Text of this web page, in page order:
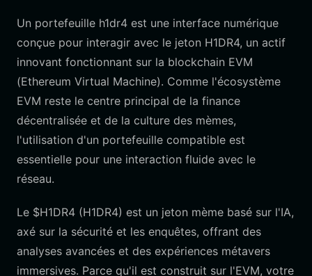
Un portefeuille h1dr4 est une interface numérique
conçue pour interagir avec le jeton H1DR4, un actif
innovant fonctionnant sur la blockchain EVM
(Ethereum Virtual Machine). Comme l'écosystème
EVM reste le centre principal de la finance
décentralisée et de la culture des mèmes,
l'utilisation d'un portefeuille compatible est
essentielle pour une interaction fluide avec le
réseau.
Le $H1DR4 (H1DR4) est un jeton mème basé sur l'IA,
axé sur la sécurité et les enquêtes, offrant des
analyses avancées et des expériences métavers
immersives. Parce qu'il est construit sur l'EVM, votre